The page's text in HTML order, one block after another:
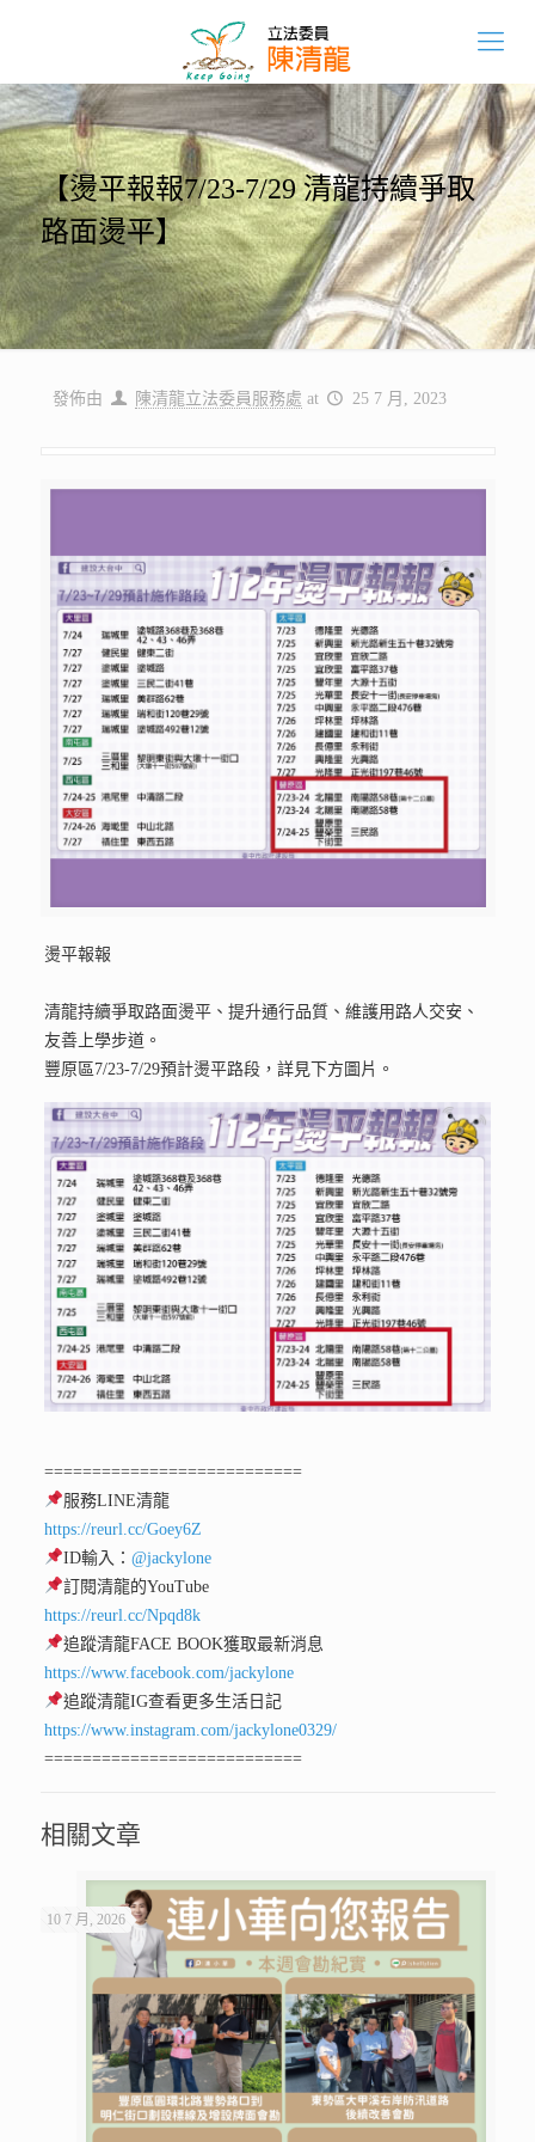
【燙平報報7/23-7/29 清龍持續爭取
路面燙平】
發佈由 陳清龍立法委員服務處 at 25 7 月, 2023
燙平報報
清龍持續爭取路面燙平、提升通行品質、維護用路人交安、
友善上學步道。
豐原區7/23-7/29預計燙平路段，詳見下方圖片。
===========================
服務LINE清龍
https://reurl.cc/Goey6Z
ID輸入：@jackylone
訂閱清龍的YouTube
https://reurl.cc/Npqd8k
追蹤清龍FACE BOOK獲取最新消息
https://www.facebook.com/jackylone
追蹤清龍IG查看更多生活日記
https://www.instagram.com/jackylone0329/
===========================
相關文章
10 7 月, 2026